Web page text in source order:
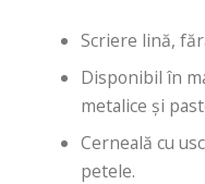
Scriere lină,
Disponibil în
metalice și
Cerneală cu
petele.